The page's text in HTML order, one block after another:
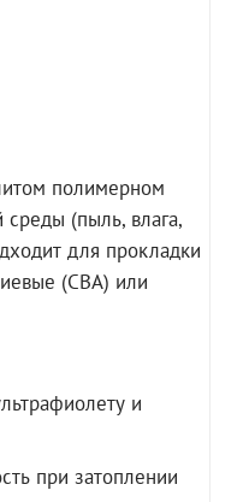
полимерном
(пыль, влага,
для прокладки
(СВА) или
и
при затоплении